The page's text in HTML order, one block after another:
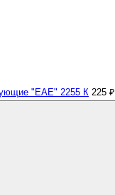
"EAE" 2255 К 225 ₽